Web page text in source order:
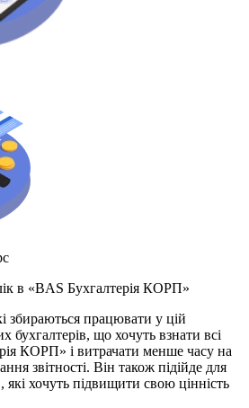
в «BAS Бухгалтерія КОРП»
збираються працювати у цій
бухгалтерів, що хочуть взнати всі
КОРП» і витрачати менше часу на
звітності. Він також підійде для
які хочуть підвищити свою цінність